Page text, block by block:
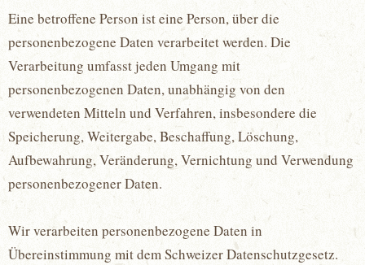
Eine betroffene Person ist eine Person, über die
personenbezogene Daten verarbeitet werden. Die
Verarbeitung umfasst jeden Umgang mit
personenbezogenen Daten, unabhängig von den
verwendeten Mitteln und Verfahren, insbesondere die
Speicherung, Weitergabe, Beschaffung, Löschung,
Aufbewahrung, Veränderung, Vernichtung und Verwendung
personenbezogener Daten.
Wir verarbeiten personenbezogene Daten in
Übereinstimmung mit dem Schweizer Datenschutzgesetz.